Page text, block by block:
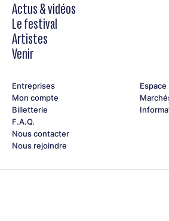
Actus & vidéos
Le festival
Artistes
Venir
Entreprises
Mon compte
Billetterie
F.A.Q.
Nous contacter
Nous rejoindre